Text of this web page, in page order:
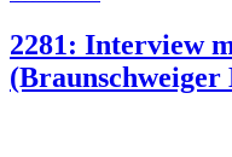
Interview
mit
Frank
2281: Interview